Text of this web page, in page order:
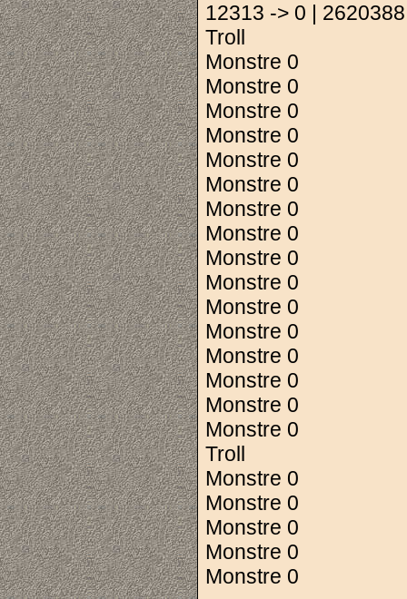
12313 -> 0 |
Troll
Monstre 0
Monstre 0
Monstre 0
Monstre 0
Monstre 0
Monstre 0
Monstre 0
Monstre 0
Monstre 0
Monstre 0
Monstre 0
Monstre 0
Monstre 0
Monstre 0
Monstre 0
Monstre 0
Troll
Monstre 0
Monstre 0
Monstre 0
Monstre 0
Monstre 0